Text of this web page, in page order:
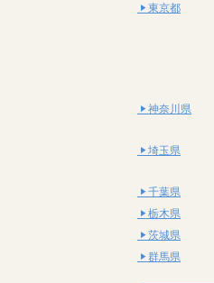
東京都
神奈川県
埼玉県
千葉県
栃木県
茨城県
群馬県